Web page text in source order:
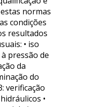
normas
condições
resultados
• iso
pressão de
da
do
verificação
•